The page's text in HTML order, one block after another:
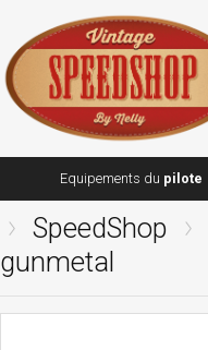
Equipements du pilote
SpeedShop
gunmetal